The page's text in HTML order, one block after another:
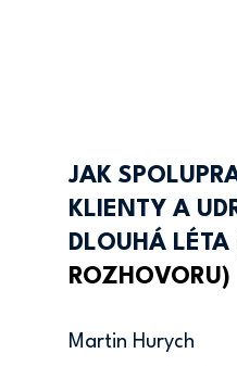
JAK
KLIENTY A
DLOUHÁ LÉTA
ROZHOVORU)
Martin Hurych